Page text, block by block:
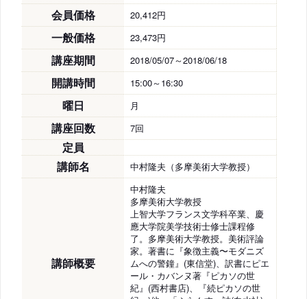
会員価格 20,412円
一般価格 23,473円
講座期間 2018/05/07～2018/06/18
開講時間 15:00～16:30
曜日 月
講座回数 7回
定員
講師名
中村隆夫（多摩美術大学教授）
講師概要
中村隆夫
多摩美術大学教授
上智大学フランス文学科卒業、慶
應大学院美学技術士修士課程修
了。多摩美術大学教授。美術評論
家。著書に『象徴主義〜モダニズ
ムへの警鐘』(東信堂)、訳書にピエ
ール・カバンヌ著『ピカソの世
紀』(西村書店)、『続ピカソの世